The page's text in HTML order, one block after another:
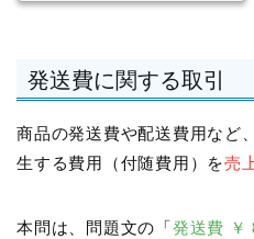
発送費に関する取引
商品の発送費や配送費用など
生する費用（付随費用）を売
本問は、問題文の「 発送費 ￥